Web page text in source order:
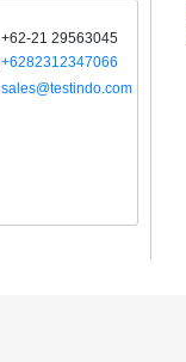
+62-21 29563045
+6282312347066
sales@testindo.com